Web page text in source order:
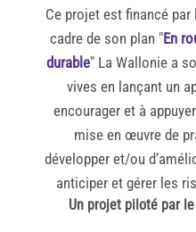
Ce projet est financé
cadre de son plan "En
durable" La Wallonie a
vives en lançant un
encourager et à
mise en œuvre de
développer et/ou
anticiper et gérer les
Un projet piloté par le